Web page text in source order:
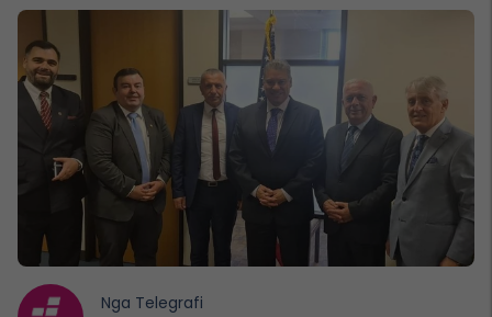
Nga Telegrafi